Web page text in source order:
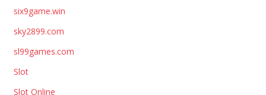
six9game.win
sky2899.com
sl99games.com
Slot
Slot Online